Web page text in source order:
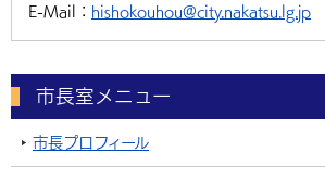
E-Mail： hishokouhou@city.nakatsu.lg.jp
市長室メニュー
市長プロフィール